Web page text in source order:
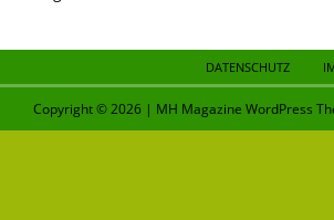
DATENSCHUTZ
Copyright © 2026 | MH Magazine WordPress